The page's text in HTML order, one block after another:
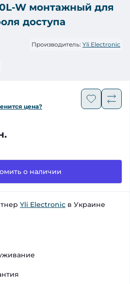
W монтажный для
доступа
Производитель: Yli Electronic
цена?
о наличии
Yli Electronic в Украине